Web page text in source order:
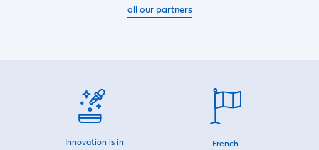
all our partners
Innovation is in
French